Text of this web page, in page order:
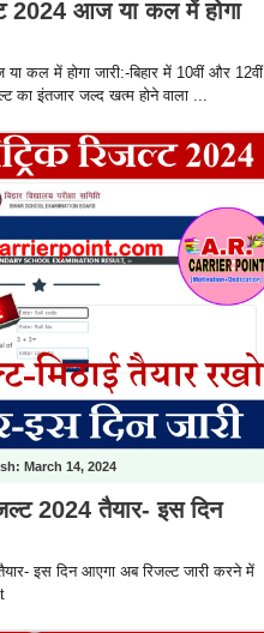
2024 आज या कल में होगा
या कल में होगा जारी:-बिहार में 10वीं और 12वीं
का इंतजार जल्द खत्म होने वाला ...
March 14, 2024
2024 तैयार- इस दिन
इस दिन आएगा अब रिजल्ट जारी करने में